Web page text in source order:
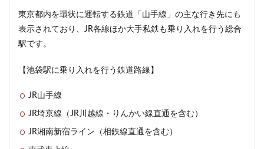
東京都内を環状に運転する鉄道「山手線」の主な行き先にも
表示されており、JR各線ほか大手私鉄も乗り入れを行う総合
駅です。
【池袋駅に乗り入れを行う鉄道路線】
JR山手線
JR埼京線（JR川越線・りんかい線直通を含む）
JR湘南新宿ライン（相鉄線直通を含む）